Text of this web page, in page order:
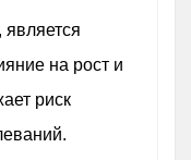
на рост и
риск